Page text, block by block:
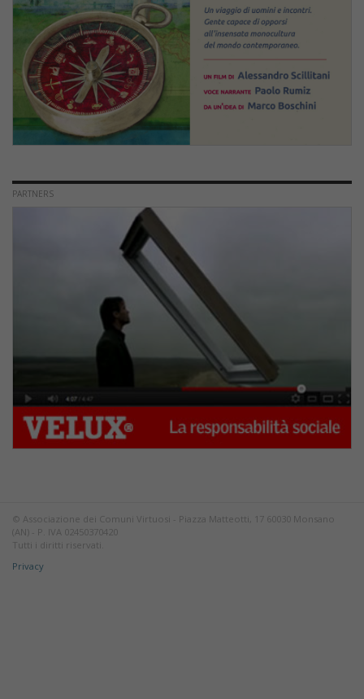
PARTNERS
© Associazione dei Comuni Virtuosi - Piazza Matteotti, 17 60030 Monsano
(AN) - P. IVA 02450370420
Tutti i diritti riservati.
Privacy